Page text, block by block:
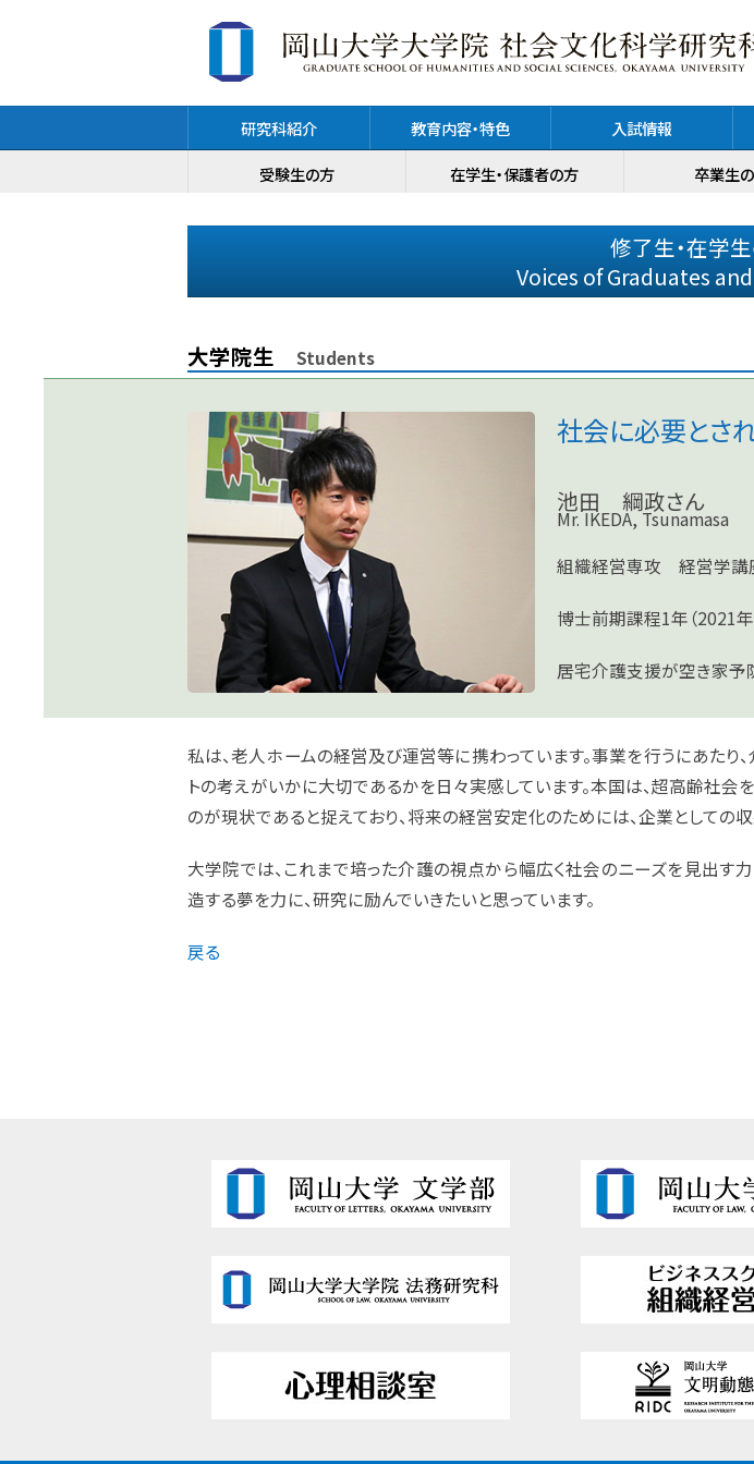
研究科紹介 教育内容・特色 入試情報
受験生の方
在学生・保護者の方 卒業生
修了生・在学
Voices of Graduates
大学院生 Students
社会に必要とさ
池田 綱政さん
Mr. IKEDA, Tsunamasa
組織経営専攻 経営学講
博士前期課程1年（2021年
居宅介護支援が空き家予
私は、老人ホームの経営及び運営等に携わっています。事業を行うにあた
トの考えがいかに大切であるかを日々実感しています。本国は、超高齢社
のが現状であると捉えており、将来の経営安定化のためには、企業としての
大学院では、これまで培った介護の視点から幅広く社会のニーズを見出す
造する夢を力に、研究に励んでいきたいと思っています。
戻る